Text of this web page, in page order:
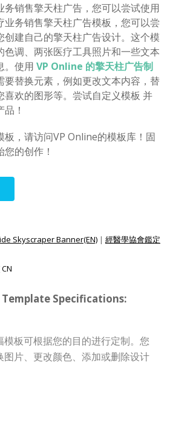
务销售擎天柱广告，您可以尝试使用
业务销售擎天柱广告模板，您可以尝
创建自己的擎天柱广告设计。这个模
色调、两张医疗工具照片和一些文本
。使用 VP Online 的擎天柱广告制
要替换元素，例如更改文本内容，替
喜欢的图形等。尝试自定义模板 并
！
板，请访问VP Online的模板库！固
的创作！
Skyscraper Banner(EN) | 經醫學協會鑑定
CN
Template Specifications:
模板可根据您的目的进行定制。您
图片、更改颜色、添加或删除设计